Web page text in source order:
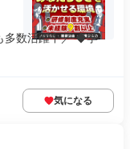
多数活躍中／ ◆学
気になる